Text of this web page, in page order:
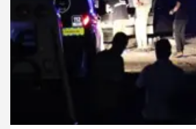
1.07.2026 Gündem